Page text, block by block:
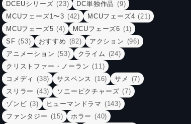
DCEUシリーズ (23) DC単独作品 (9)
MCUフェーズ1〜3 (42) MCUフェーズ4 (21)
MCUフェーズ5 (4) MCUフェーズ6 (1)
SF (53) おすすめ (82) アクション (96)
アニメーション (53) クライム (24)
クリストファー・ノーラン (11)
コメディ (38) サスペンス (16) サメ (7)
スリラー (43) ソニーピクチャーズ (7)
ゾンビ (3) ヒューマンドラマ (143)
ファンタジー (15) ホラー (40)